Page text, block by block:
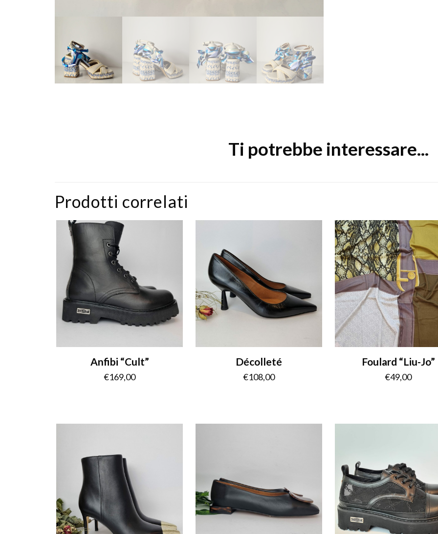
Ti potrebbe interessare...
Prodotti correlati
Anfibi “Cult”
€169,00
Décolleté
€108,00
Foulard “Liu-Jo”
€49,00